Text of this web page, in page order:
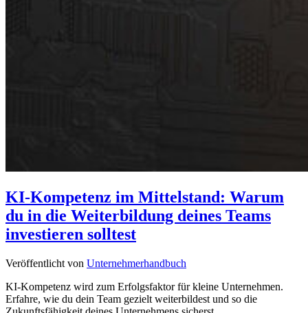
KI-Kompetenz im Mittelstand: Warum
du in die Weiterbildung deines Teams
investieren solltest
Veröffentlicht von Unternehmerhandbuch
KI-Kompetenz wird zum Erfolgsfaktor für kleine Unternehmen.
Erfahre, wie du dein Team gezielt weiterbildest und so die